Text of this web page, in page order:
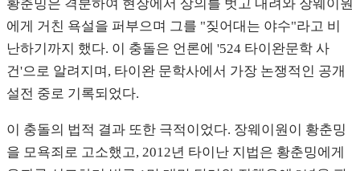
황춘밍은 격분하여 현장에서 상의를 벗고 내려와 장웨이원
에게 거친 욕설을 퍼부으며 그를 "짖어대는 야수"라고 비
난하기까지 했다. 이 충돌은 언론에 '524 타이완문학 사
건'으로 알려지며, 타이완 문학사에서 가장 논쟁적인 공개
설전 중로 기록되었다.
이 충돌의 법적 결과 또한 극적이었다. 장웨이원이 황춘밍
을 모욕죄로 고소했고, 2012년 타이난 지법은 황춘밍에게